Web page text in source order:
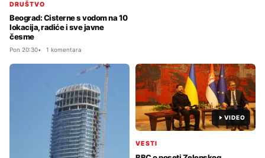
DRUŠTVO
Beograd: Cisterne s vodom na 10
lokacija, radiće i sve javne
česme
Pon 20:30 1 komentara
VIDEO
VESTI